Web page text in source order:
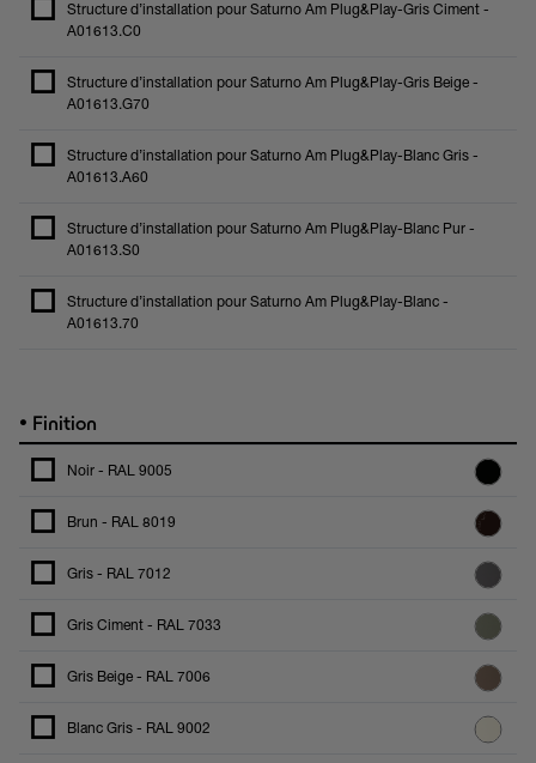
Structure d’installation pour Saturno Am Plug&Play-Gris Ciment -
A01613.C0
Structure d’installation pour Saturno Am Plug&Play-Gris Beige -
A01613.G70
Structure d’installation pour Saturno Am Plug&Play-Blanc Gris -
A01613.A60
Structure d’installation pour Saturno Am Plug&Play-Blanc Pur -
A01613.S0
Structure d’installation pour Saturno Am Plug&Play-Blanc -
A01613.70
• Finition
Noir - RAL 9005
Brun - RAL 8019
Gris - RAL 7012
Gris Ciment - RAL 7033
Gris Beige - RAL 7006
Blanc Gris - RAL 9002